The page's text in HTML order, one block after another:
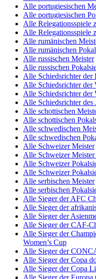
Alle portugiesischen
Alle portugiesischen
Alle Relegationsspiele
Alle Relegationsspiele
Alle rumänischen
Alle rumänischen
Alle russischen Meister
Alle russischen
Alle Schiedsrichter der
Alle Schiedsrichter
Alle Schiedsrichter der
Alle Schiedsrichter des
Alle schottischen
Alle schottischen
Alle schwedischen
Alle schwedischen
Alle Schweizer Meister
Alle Schweizer
Alle Schweizer
Alle Schweizer
Alle serbischen Meister
Alle serbischen
Alle Sieger der AFC
Alle Sieger der
Alle Sieger der
Alle Sieger der CAF-
Alle Sieger der
Women’s Cup
Alle Sieger der
Alle Sieger der Copa
Alle Sieger der Copa
Alle Sieger der Europa